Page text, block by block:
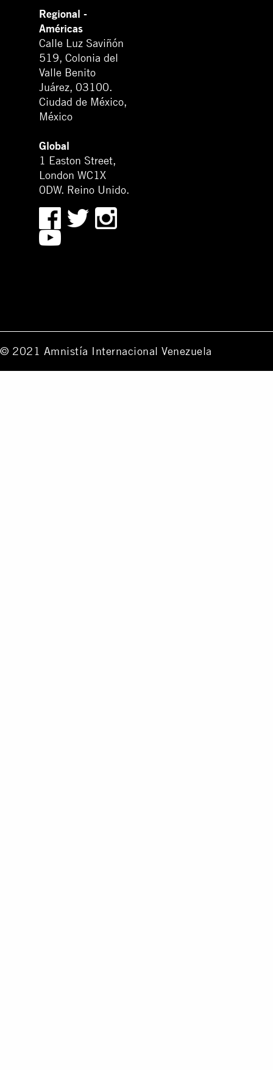
Regional -
Américas
Calle Luz Saviñón
519, Colonia del
Valle Benito
Juárez, 03100.
Ciudad de México,
México
Global
1 Easton Street,
London WC1X
0DW. Reino Unido.
© 2021 Amnistía Internacional Venezuela